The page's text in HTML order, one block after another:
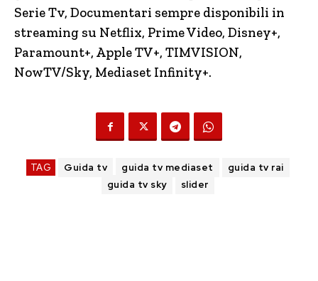
Serie Tv, Documentari sempre disponibili in
streaming su Netflix, Prime Video, Disney+,
Paramount+, Apple TV+, TIMVISION,
NowTV/Sky, Mediaset Infinity+.
TAG Guida tv guida tv mediaset
guida tv rai
guida tv sky
slider